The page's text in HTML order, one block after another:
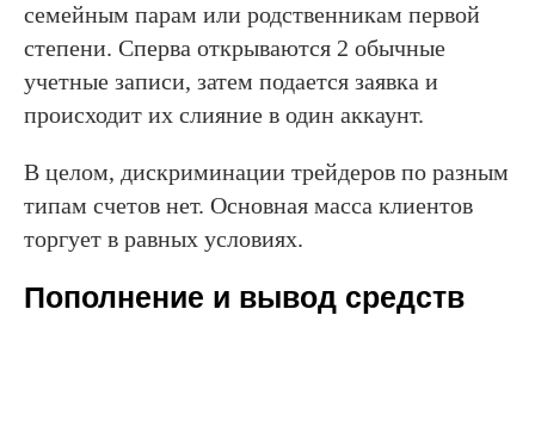
семейным парам или родственникам первой
степени. Сперва открываются 2 обычные
учетные записи, затем подается заявка и
происходит их слияние в один аккаунт.
В целом, дискриминации трейдеров по разным
типам счетов нет. Основная масса клиентов
торгует в равных условиях.
Пополнение и вывод средств